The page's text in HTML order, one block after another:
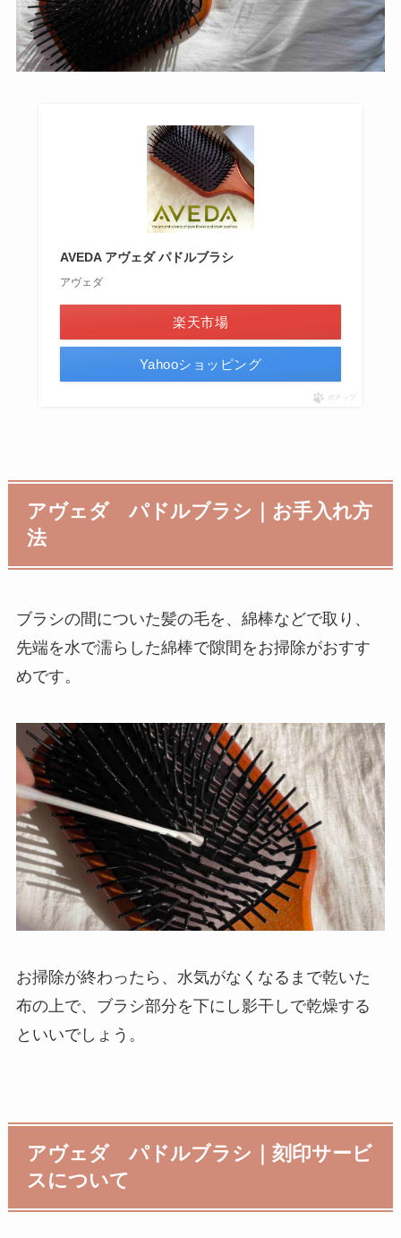
AVEDA アヴェダ パドルブラシ
アヴェダ
楽天市場
Yahooショッピング
ポチップ
アヴェダ パドルブラシ｜お手入れ方
法
ブラシの間についた髪の毛を、綿棒などで取り、
先端を水で濡らした綿棒で隙間をお掃除がおすす
めです。
お掃除が終わったら、水気がなくなるまで乾いた
布の上で、ブラシ部分を下にし影干しで乾燥する
といいでしょう。
アヴェダ パドルブラシ｜刻印サービ
スについて